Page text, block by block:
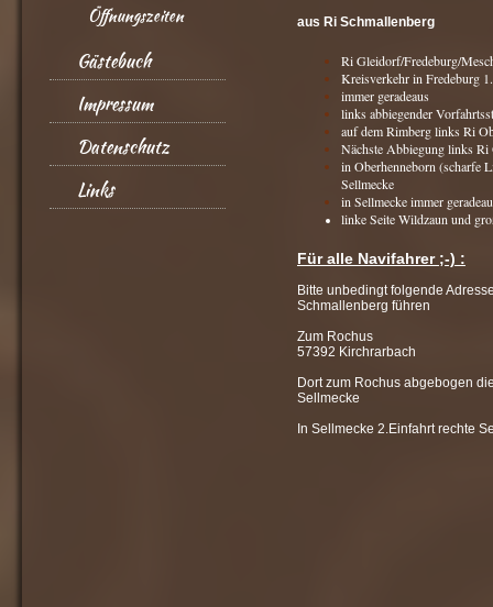
Öffnungszeiten
Gästebuch
Impressum
Datenschutz
Links
aus Ri Schmallenberg
Ri Gleidorf/Fredeburg/
Kreisverkehr in Fredeburg
immer geradeaus
links abbiegender
auf dem Rimberg links Ri
Nächste Abbiegung links Ri
in Oberhenneborn (scharfe
Sellmecke
in Sellmecke immer
linke Seite Wildzaun und
Für alle Navifahrer ;-) :
Bitte unbedingt folgende
Schmallenberg führen
Zum Rochus
57392 Kirchrarbach
Dort zum Rochus abgebogen
Sellmecke
In Sellmecke 2.Einfahrt rechte